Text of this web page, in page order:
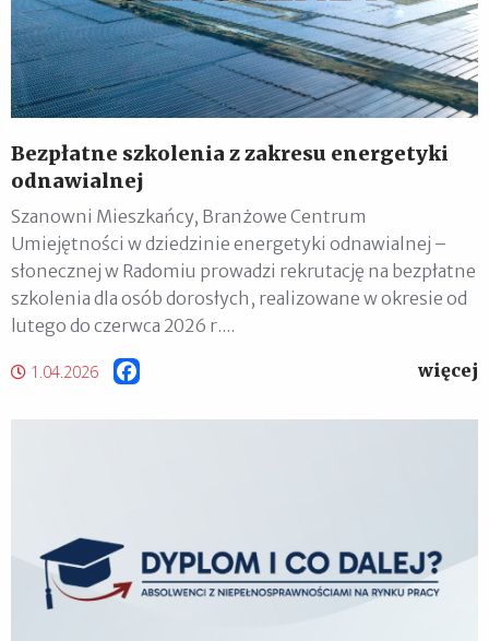
Bezpłatne szkolenia z zakresu energetyki
odnawialnej
Szanowni Mieszkańcy, Branżowe Centrum
Umiejętności w dziedzinie energetyki odnawialnej –
słonecznej w Radomiu prowadzi rekrutację na bezpłatne
szkolenia dla osób dorosłych, realizowane w okresie od
lutego do czerwca 2026 r....
1.04.2026 więcej